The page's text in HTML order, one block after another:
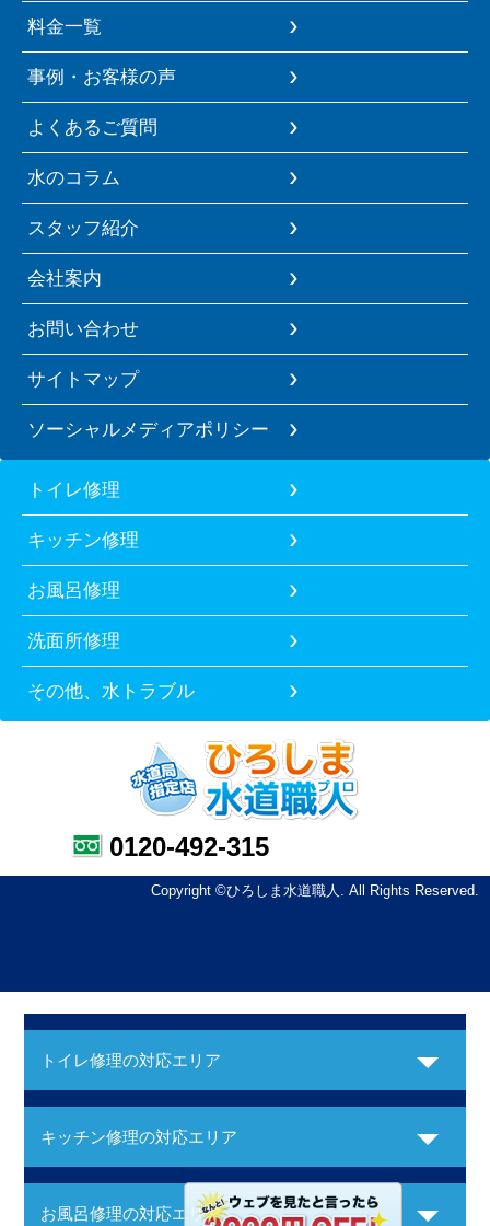
料金一覧
事例・お客様の声
よくあるご質問
水のコラム
スタッフ紹介
会社案内
お問い合わせ
サイトマップ
ソーシャルメディアポリシー
トイレ修理
キッチン修理
お風呂修理
洗面所修理
その他、水トラブル
0120-492-315
Copyright ©ひろしま水道職人. All Rights Reserved.
トイレ修理の対応エリア
キッチン修理の対応エリア
お風呂修理の対応エリア